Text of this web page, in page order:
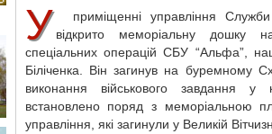
У
приміщенні управління Служби
відкрито меморіальну дошку
спеціальних операцій СБУ “Альфа”,
Біліченка. Він загинув на буремному
виконання військового завдання у
встановлено поряд з меморіальною
управління, які загинули у Великій